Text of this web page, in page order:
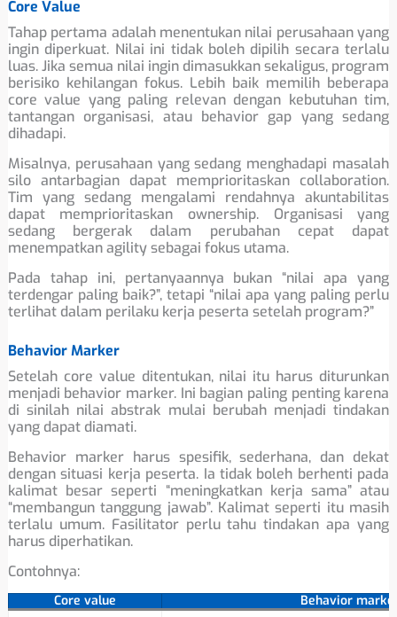
Core Value
Tahap pertama adalah menentukan nilai perusahaan yang
ingin diperkuat. Nilai ini tidak boleh dipilih secara terlalu
luas. Jika semua nilai ingin dimasukkan sekaligus, program
berisiko kehilangan fokus. Lebih baik memilih beberapa
core value yang paling relevan dengan kebutuhan tim,
tantangan organisasi, atau behavior gap yang sedang
dihadapi.
Misalnya, perusahaan yang sedang menghadapi masalah
silo antarbagian dapat memprioritaskan collaboration.
Tim yang sedang mengalami rendahnya akuntabilitas
dapat memprioritaskan ownership. Organisasi yang
sedang bergerak dalam perubahan cepat dapat
menempatkan agility sebagai fokus utama.
Pada tahap ini, pertanyaannya bukan “nilai apa yang
terdengar paling baik?”, tetapi “nilai apa yang paling perlu
terlihat dalam perilaku kerja peserta setelah program?”
Behavior Marker
Setelah core value ditentukan, nilai itu harus diturunkan
menjadi behavior marker. Ini bagian paling penting karena
di sinilah nilai abstrak mulai berubah menjadi tindakan
yang dapat diamati.
Behavior marker harus spesifik, sederhana, dan dekat
dengan situasi kerja peserta. Ia tidak boleh berhenti pada
kalimat besar seperti “meningkatkan kerja sama” atau
“membangun tanggung jawab”. Kalimat seperti itu masih
terlalu umum. Fasilitator perlu tahu tindakan apa yang
harus diperhatikan.
Contohnya:
Core value
Behavior